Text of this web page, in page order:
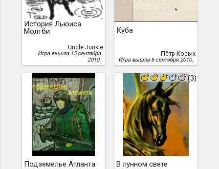
История Льюиса
Молтби
Uncle Junkie
Игра вышла 15 сентября
2010.
Куба
Пётр Косых
Игра вышла 6 сентября 2010.
Подземелье Атланта
(3)
В лунном свете